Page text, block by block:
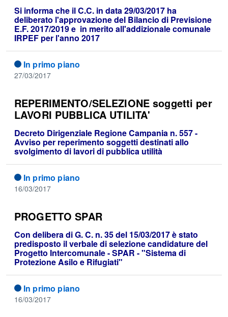
Si informa che il C.C. in data 29/03/2017 ha
deliberato l'approvazione del Bilancio di Previsione
E.F. 2017/2019 e in merito all'addizionale comunale
IRPEF per l'anno 2017
In primo piano
27/03/2017
REPERIMENTO/SELEZIONE soggetti per
LAVORI PUBBLICA UTILITA'
Decreto Dirigenziale Regione Campania n. 557 -
Avviso per reperimento soggetti destinati allo
svolgimento di lavori di pubblica utilità
In primo piano
16/03/2017
PROGETTO SPAR
Con delibera di G. C. n. 35 del 15/03/2017 è stato
predisposto il verbale di selezione candidature del
Progetto Intercomunale - SPAR - "Sistema di
Protezione Asilo e Rifugiati"
In primo piano
16/03/2017